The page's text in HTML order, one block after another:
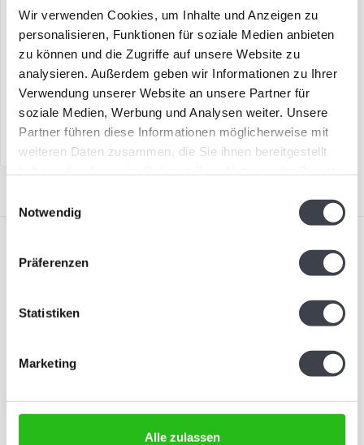
Wir verwenden Cookies, um Inhalte und Anzeigen zu
personalisieren, Funktionen für soziale Medien anbieten
zu können und die Zugriffe auf unsere Website zu
analysieren. Außerdem geben wir Informationen zu Ihrer
Verwendung unserer Website an unsere Partner für
soziale Medien, Werbung und Analysen weiter. Unsere
Partner führen diese Informationen möglicherweise mit
weiteren Daten zusammen, die Sie ihnen bereitgestellt
Notwendig
Präferenzen
Statistiken
Marketing
Alle zulassen
Leerdam Glaskunst
„Zusammen 1“
„Zusammen 1“ ist ein von
Patrick de Keijzer
entworfenes
Glaskunstobjekt. Zwe..
Bleiben Sie auf dem Laufenden und erhalten Sie einen
Abonnieren